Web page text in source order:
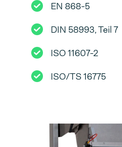
EN 868-5
DIN 58993, Teil 7
ISO 11607-2
ISO/TS 16775